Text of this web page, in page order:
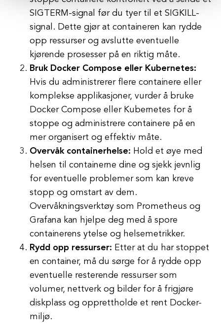
SIGTERM-signal før du tyer til et SIGKILL-
signal. Dette gjør at containeren kan rydde
opp ressurser og avslutte eventuelle
kjørende prosesser på en riktig måte.
Bruk Docker Compose eller Kubernetes:
Hvis du administrerer flere containere eller
komplekse applikasjoner, vurder å bruke
Docker Compose eller Kubernetes for å
stoppe og administrere containere på en
mer organisert og effektiv måte.
Overvåk containerhelse: Hold et øye med
helsen til containerne dine og sjekk jevnlig
for eventuelle problemer som kan kreve
stopp og omstart av dem.
Overvåkningsverktøy som Prometheus og
Grafana kan hjelpe deg med å spore
containerens ytelse og helsemetrikker.
Rydd opp ressurser: Etter at du har stoppet
en container, må du sørge for å rydde opp
eventuelle resterende ressurser som
volumer, nettverk og bilder for å frigjøre
diskplass og opprettholde et rent Docker-
miljø.